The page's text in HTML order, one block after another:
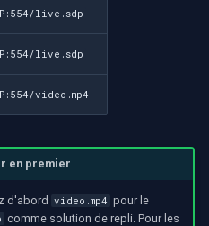
live.sdp
live.sdp
video.mp4
en premier
d'abord video.mp4 pour le
comme solution de repli. Pour les